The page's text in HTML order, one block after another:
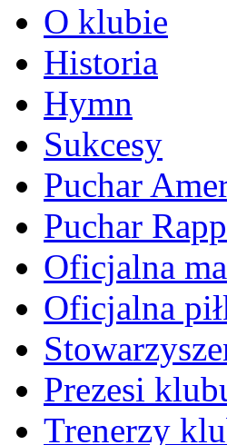
O klubie
Historia
Hymn
Sukcesy
Puchar
Puchar
Oficjalna
Oficjalna
Prezesi
Trenerzy